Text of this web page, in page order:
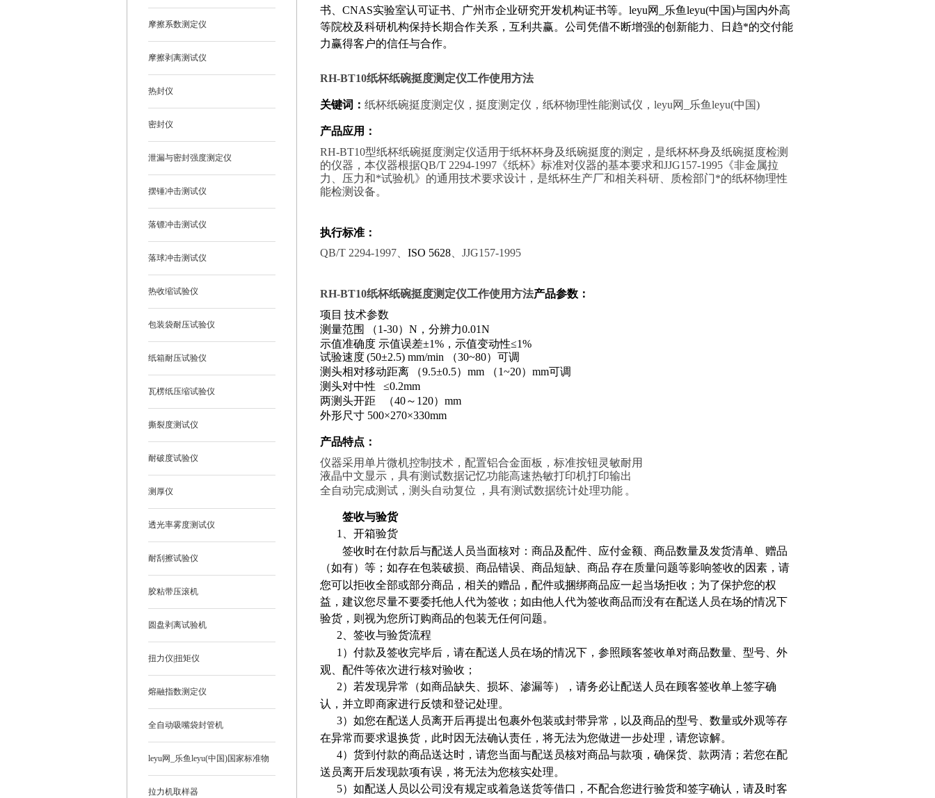
摩擦系数测定仪
摩擦剥离测试仪
热封仪
密封仪
泄漏与密封强度测定仪
摆锤冲击测试仪
落镖冲击测试仪
落球冲击测试仪
热收缩试验仪
包装袋耐压试验仪
纸箱耐压试验仪
瓦楞纸压缩试验仪
撕裂度测试仪
耐破度试验仪
测厚仪
透光率雾度测试仪
耐刮擦试验仪
胶粘带压滚机
圆盘剥离试验机
扭力仪|扭矩仪
熔融指数测定仪
全自动吸嘴袋封管机
leyu网_乐鱼leyu(中国)国家标准物
质
拉力机取样器
书、CNAS实验室认可证书、广州市企业研究开发机构证书等。leyu网_乐鱼leyu(中国)与国内外高
等院校及科研机构保持长期合作关系，互利共赢。公司凭借不断增强的创新能力、日趋*的交付能
力赢得客户的信任与合作。
RH-BT10纸杯纸碗挺度测定仪工作使用方法
关键词： 纸杯纸碗挺度测定仪 ， 挺度测定仪 ， 纸杯物理性能测试仪 ， leyu网_乐鱼leyu(中国)
产品应用：
RH-BT10型纸杯纸碗挺度测定仪适用于纸杯杯身及纸碗挺度的测定，是纸杯杯身及纸碗挺度检测
的仪器，本仪器根据QB/T 2294-1997《纸杯》标准对仪器的基本要求和JJG157-1995《非金属拉
力、压力和*试验机》的通用技术要求设计，是纸杯生产厂和相关科研、质检部门*的纸杯物理性
能检测设备。
执行标准：
QB/T 2294-1997、 ISO 5628 JJG157-1995
RH-BT10纸杯纸碗挺度测定仪工作使用方法产品参数：
项目 技术参数
测量范围
（1-30） N ，分辨力0.01N
示值准确度 示值误差±1% ，示值变动性≤1%
试验速度(50±2.5) mm/min （30~80）可调
测头相对移动距离
（9.5±0.5） mm （1~20） mm可调
测头对中性
≤0.2mm
两测头开距
（40～ 120） mm
外形尺寸 500×270×330mm
产品特点 ：
仪器采用单片微机控制技术，配置铝合金面板，标准按钮灵敏耐用
液晶中文显示，具有测试数据记忆功能高速热敏打印机打印输出
全自动完成测试，测头自动复位
，具有测试数据统计处理功能 。
签收与验货
1
、开箱验货
签收时在付款后与配送人员当面核对：商品及配件、应付金额、商品数量及发货清单、赠品
（如有）等；如存在包装破损、商品错误、商品短缺、商品 存在质量问题等影响签收的因素，请
您可以拒收全部或部分商品，相关的赠品，配件或捆绑商品应一起当场拒收；为了保护您的权
益，建议您尽量不要委托他人代为签收；如由他人代为签收商品而没有在配送人员在场的情况下
验货，则视为您所订购商品的包装无任何问题。
2 、签收与验货流程
1 ）付款及签收完毕后，请在配送人员在场的情况下，参照顾客签收单对商品数量、型号、外
观、配件等依次进行核对验收；
2）若发现异常（如商品缺失、损坏、渗漏等），请务必让配送人员在顾客签收单上签字确
认，并立即商家进行反馈和登记处理。
3）如您在配送人员离开后再提出包裹外包装或封带异常，以及商品的型号、数量或外观等存
在异常而要求退换货，此时因无法确认责任，将无法为您做进一步处理，请您谅解。
4）货到付款的商品送达时，请您当面与配送员核对商品与款项，确保货、款两清；若您在配
送员离开后发现款项有误，将无法为您核实处理。
5）如配送人员以公司没有规定或着急送货等借口，不配合您进行验货和签字确认，请及时客